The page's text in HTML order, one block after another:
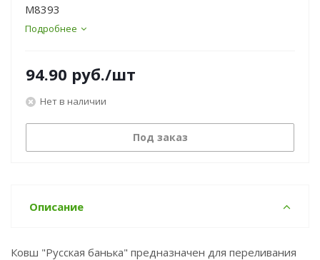
М8393
Подробнее
94.90 руб./шт
Нет в наличии
Под заказ
Описание
Ковш "Русская банька" предназначен для переливания